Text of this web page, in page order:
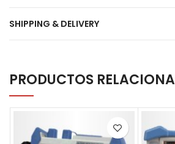
SHIPPING & DELIVERY
PRODUCTOS